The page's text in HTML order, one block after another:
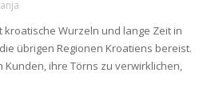
kroatische Wurzeln und lange Zeit in
übrigen Regionen Kroatiens bereist.
Kunden, ihre Törns zu verwirklichen,